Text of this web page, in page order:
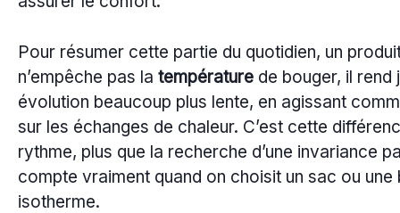
Pour résumer cette partie du quotidien, un
n’empêche pas la température de bouger, il rend
évolution beaucoup plus lente, en agissant
sur les échanges de chaleur. C’est cette
rythme, plus que la recherche d’une invariance
compte vraiment quand on choisit un sac ou une
isotherme.